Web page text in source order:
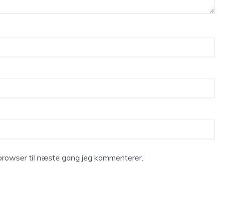
til næste gang jeg kommenterer.